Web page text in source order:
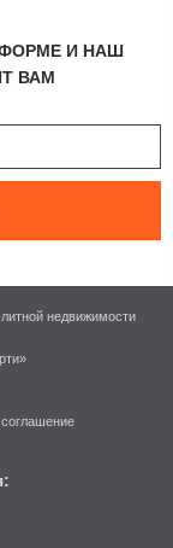
И НАШ
ВАМ
недвижимости